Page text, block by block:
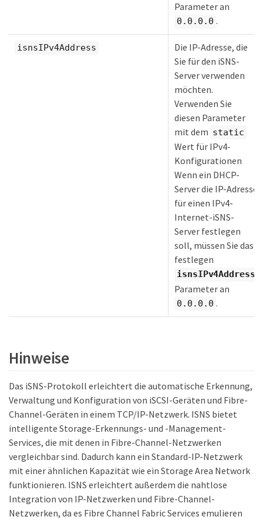
Parameter an
0.0.0.0 .
isnsIPv4Address
Die IP-Adresse, die
Sie für den iSNS-
Server verwenden
möchten.
Verwenden Sie
diesen Parameter
mit dem static
Wert für IPv4-
Konfigurationen
Wenn ein DHCP-
Server die IP-Adresse
für einen IPv4-
Internet-iSNS-
Server festlegen
soll, müssen Sie das
festlegen
isnsIPv4Address
Parameter an
0.0.0.0 .
Hinweise
Das iSNS-Protokoll erleichtert die automatische Erkennung,
Verwaltung und Konfiguration von iSCSI-Geräten und Fibre-
Channel-Geräten in einem TCP/IP-Netzwerk. ISNS bietet
intelligente Storage-Erkennungs- und -Management-
Services, die mit denen in Fibre-Channel-Netzwerken
vergleichbar sind. Dadurch kann ein Standard-IP-Netzwerk
mit einer ähnlichen Kapazität wie ein Storage Area Network
funktionieren. ISNS erleichtert außerdem die nahtlose
Integration von IP-Netzwerken und Fibre-Channel-
Netzwerken, da es Fibre Channel Fabric Services emulieren